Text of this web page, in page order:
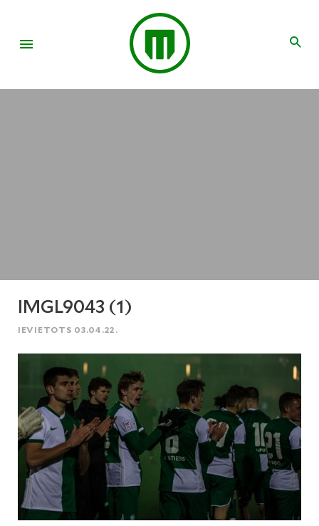
IMGL9043 (1)
IEVIETOTS 03.04.22.